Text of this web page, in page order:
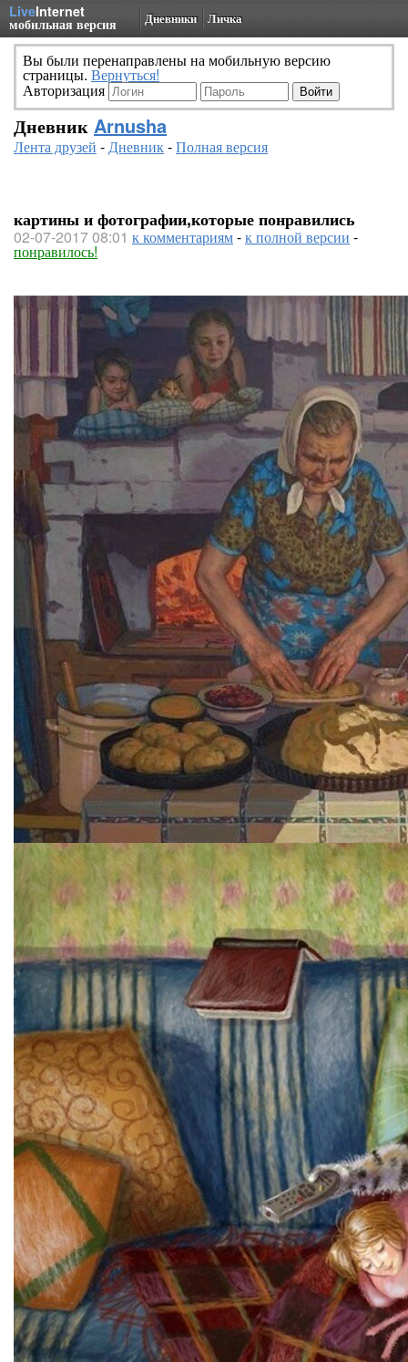
LiveInternet
мобильная версия Дневники Личка
Вы были перенаправлены на мобильную версию
страницы. Вернуться!
Авторизация
Дневник Arnusha
Лента друзей -Дневник-Полная версия
картины и фотографии,которые понравились
02-07-2017 08:01 к комментариям-к полной версии -
понравилось!